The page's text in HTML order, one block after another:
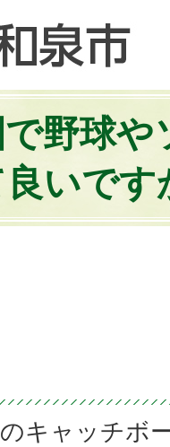
野球や
いです
キャッチボ